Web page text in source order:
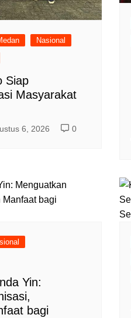
Nasional
Siap
Masyarakat
6, 2026 0
Yin:
bagi